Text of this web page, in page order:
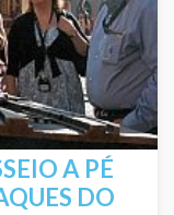
A PÉ
DO